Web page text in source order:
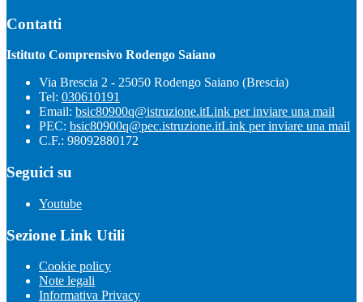
Contatti
Istituto Comprensivo Rodengo Saiano
Via Brescia 2 - 25050 Rodengo Saiano (Brescia)
Tel: 030610191
Email: bsic80900q@istruzione.itLink per inviare una mail
PEC: bsic80900q@pec.istruzione.itLink per inviare una mail
C.F.: 98092880172
Seguici su
Youtube
Sezione Link Utili
Cookie policy
Note legali
Informativa Privacy